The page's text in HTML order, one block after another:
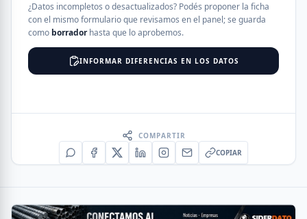
¿Datos incompletos o desactualizados? Podés proponer la ficha
con el mismo formulario que revisamos en el panel; se guarda
como borradorhasta que lo aprobemos.
INFORMAR DIFERENCIAS EN LOS DATOS
COMPARTIR
COPIAR